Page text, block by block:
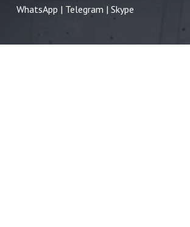
WhatsApp | Telegram | Skype